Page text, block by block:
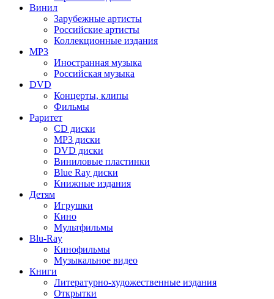
Винил
Зарубежные артисты
Российские артисты
Коллекционные издания
MP3
Иностранная музыка
Российская музыка
DVD
Концерты, клипы
Фильмы
Раритет
CD диски
MP3 диски
DVD диски
Виниловые пластинки
Blue Ray диски
Книжные издания
Детям
Игрушки
Кино
Мультфильмы
Blu-Ray
Кинофильмы
Музыкальное видео
Книги
Литературно-художественные издания
Открытки